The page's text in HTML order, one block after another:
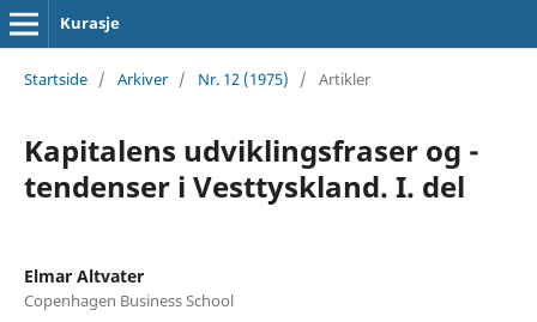
Kurasje
Startside / Arkiver / Nr. 12 (1975) / Artikler
Kapitalens udviklingsfraser og -
tendenser i Vesttyskland. I. del
Elmar Altvater
Copenhagen Business School